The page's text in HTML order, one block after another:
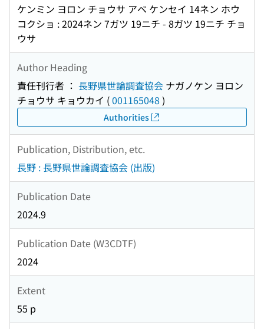
ケンミン ヨロン チョウサ アベ ケンセイ 14ネン ホウ
コクショ : 2024ネン 7ガツ 19ニチ - 8ガツ 19ニチ チョ
ウサ
Author Heading
責任刊行者 ： 長野県世論調査協会 ナガノケン ヨロン
チョウサ キョウカイ (001165048 )
Authorities
Publication, Distribution, etc.
長野 : 長野県世論調査協会 (出版)
Publication Date
2024.9
Publication Date (W3CDTF)
2024
Extent
55 p